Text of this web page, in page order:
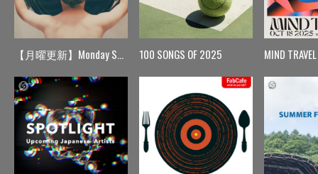
【月曜更新】Monday Spin 100 SONGS OF 2025 MIND TRAVEL